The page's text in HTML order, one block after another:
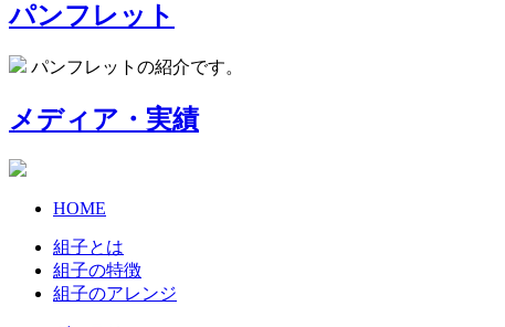
パンフレット
パンフレットの紹介です。
メディア・実績
HOME
組子とは
組子の特徴
組子のアレンジ